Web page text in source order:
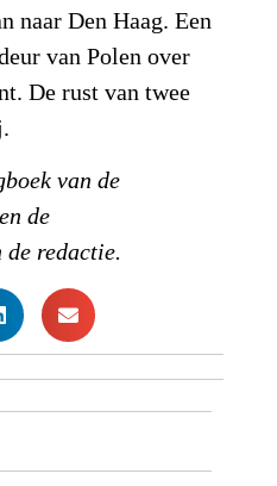
naar Den Haag. Een
van Polen over
De rust van twee
van de
de
redactie.